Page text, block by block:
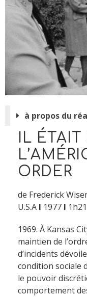
à propos du
IL ÉTAIT
ORDER
de Frederick
U.S.A I 1977 I 1h21
1969. À Kansas
maintien de
d’incidents
condition sociale
le pouvoir
comportement